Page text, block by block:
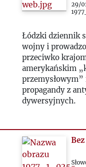
29/
Łódzki dziennik
wojny i
przeciwko
amerykańskim
propagandy z
dywersyjnych.